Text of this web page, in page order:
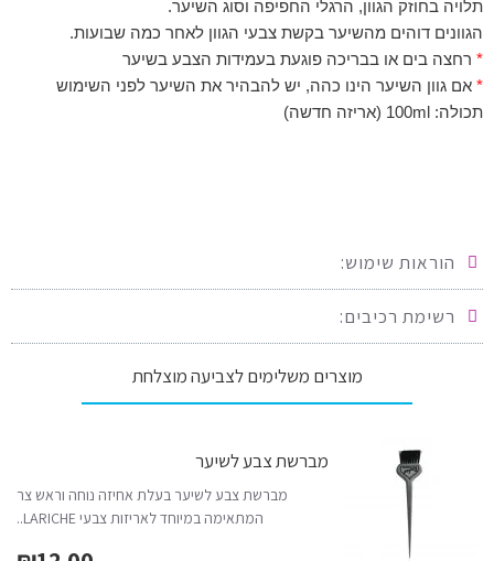
מוצרים משלימים לצביעה מוצלחת
מברשת צבע לשיער
מברשת צבע לשיער בעלת אחיזה נוחה וראש צר
המתאימה במיוחד לאריזות צבעי LARICHE..
הוראות שימוש:
רשימת רכיבים:
תלויה בחוזק הגוון, הרגלי החפיפה וסוג השיער.
הגוונים דוהים מהשיער בקשת צבעי הגוון לאחר כמה שבועות.
* רחצה בים או בבריכה פוגעת בעמידות הצבע בשיער
* אם גוון השיער הינו כהה, יש להבהיר את השיער לפני השימוש
תכולה: 100ml (אריזה חדשה)